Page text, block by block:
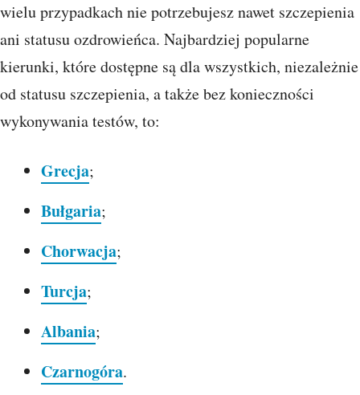
wielu przypadkach nie potrzebujesz nawet szczepienia
ani statusu ozdrowieńca. Najbardziej popularne
kierunki, które dostępne są dla wszystkich, niezależnie
od statusu szczepienia, a także bez konieczności
wykonywania testów, to:
Grecja;
Bułgaria;
Chorwacja;
Turcja;
Albania;
Czarnogóra.